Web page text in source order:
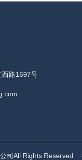
西路1697号
司All Rights Reserved